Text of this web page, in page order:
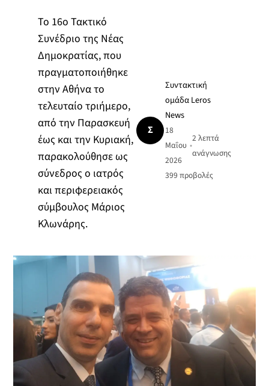
Το 16ο Τακτικό
Συνέδριο της Νέας
Δημοκρατίας, που
πραγματοποιήθηκε
στην Αθήνα το
τελευταίο τριήμερο,
από την Παρασκευή
έως και την Κυριακή,
παρακολούθησε ως
σύνεδρος ο ιατρός
και περιφερειακός
σύμβουλος Μάριος
Κλωνάρης.
Σ
Συντακτική
ομάδα Leros
News
18
Μαΐου
2026
•
2 λεπτά
ανάγνωσης
399 προβολές